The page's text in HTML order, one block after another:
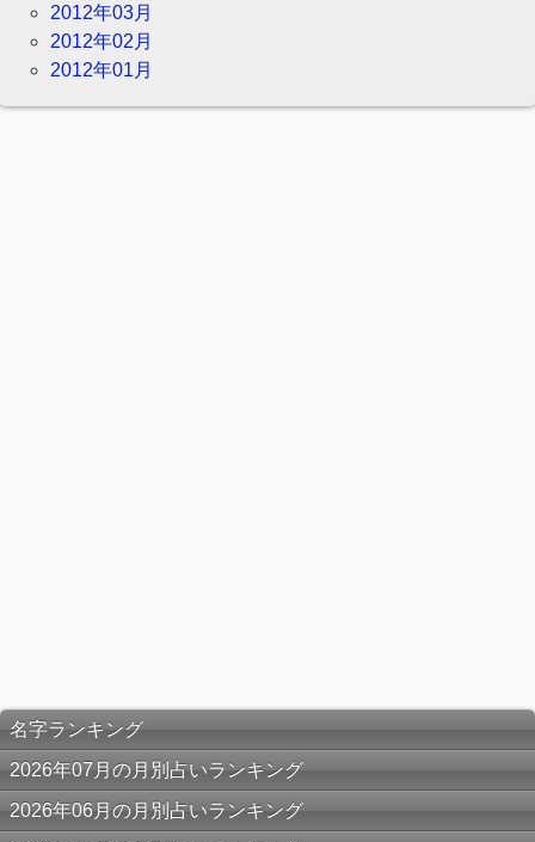
2012年03月
2012年02月
2012年01月
名字ランキング
2026年07月の月別占いランキング
2026年06月の月別占いランキング